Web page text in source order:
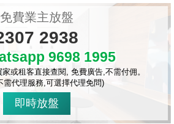
免費業主放盤
2938
9698 1995
或租客直接查閱, 免費廣告,不需付佣。
需代理服務,可選擇代理免問)
即時放盤